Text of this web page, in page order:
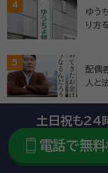
4
ゆう
り方
5
配偶
人と
登記
トを
土日祝も24
電話で無